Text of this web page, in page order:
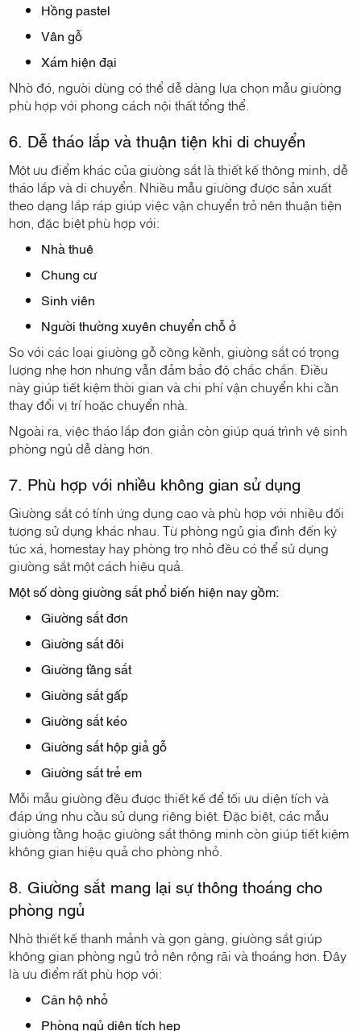
Hồng pastel
Vân gỗ
Xám hiện đại
Nhờ đó, người dùng có thể dễ dàng lựa chọn mẫu giường
phù hợp với phong cách nội thất tổng thể.
6. Dễ tháo lắp và thuận tiện khi di chuyển
Một ưu điểm khác của giường sắt là thiết kế thông minh, dễ
tháo lắp và di chuyển. Nhiều mẫu giường được sản xuất
theo dạng lắp ráp giúp việc vận chuyển trở nên thuận tiện
hơn, đặc biệt phù hợp với:
Nhà thuê
Chung cư
Sinh viên
Người thường xuyên chuyển chỗ ở
So với các loại giường gỗ cồng kềnh, giường sắt có trọng
lượng nhẹ hơn nhưng vẫn đảm bảo độ chắc chắn. Điều
này giúp tiết kiệm thời gian và chi phí vận chuyển khi cần
thay đổi vị trí hoặc chuyển nhà.
Ngoài ra, việc tháo lắp đơn giản còn giúp quá trình vệ sinh
phòng ngủ dễ dàng hơn.
7. Phù hợp với nhiều không gian sử dụng
Giường sắt có tính ứng dụng cao và phù hợp với nhiều đối
tượng sử dụng khác nhau. Từ phòng ngủ gia đình đến ký
túc xá, homestay hay phòng trọ nhỏ đều có thể sử dụng
giường sắt một cách hiệu quả.
Một số dòng giường sắt phổ biến hiện nay gồm:
Giường sắt đơn
Giường sắt đôi
Giường tầng sắt
Giường sắt gấp
Giường sắt kéo
Giường sắt hộp giả gỗ
Giường sắt trẻ em
Mỗi mẫu giường đều được thiết kế để tối ưu diện tích và
đáp ứng nhu cầu sử dụng riêng biệt. Đặc biệt, các mẫu
giường tầng hoặc giường sắt thông minh còn giúp tiết kiệm
không gian hiệu quả cho phòng nhỏ.
8. Giường sắt mang lại sự thông thoáng cho
phòng ngủ
Nhờ thiết kế thanh mảnh và gọn gàng, giường sắt giúp
không gian phòng ngủ trở nên rộng rãi và thoáng hơn. Đây
là ưu điểm rất phù hợp với:
Căn hộ nhỏ
Phòng ngủ diện tích hẹp